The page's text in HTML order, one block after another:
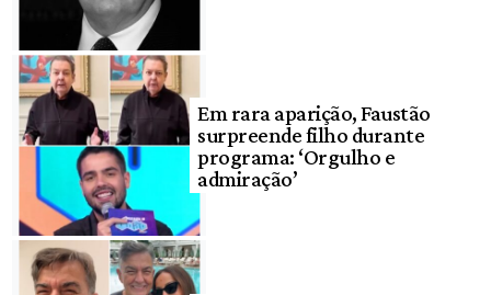
Em rara aparição, Faustão
surpreende filho durante
programa: ‘Orgulho e
admiração’